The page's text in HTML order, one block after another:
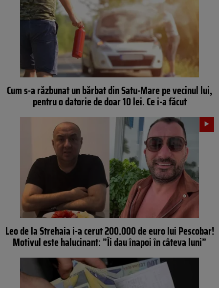
Cum s-a răzbunat un bărbat din Satu-Mare pe vecinul lui,
pentru o datorie de doar 10 lei. Ce i-a făcut
Leo de la Strehaia i-a cerut 200.000 de euro lui Pescobar!
Motivul este halucinant: ”Îi dau înapoi în câteva luni”